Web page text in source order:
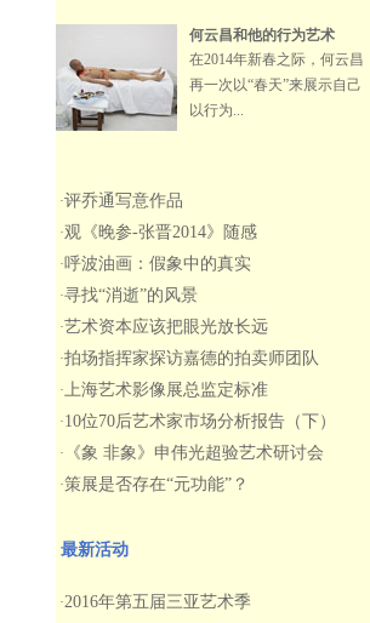
何云昌和他的行为艺术
在2014年新春之际，何云昌
再一次以“春天”来展示自己
以行为...
·评乔通写意作品
·观《晚参-张晋2014》随感
·呼波油画：假象中的真实
·寻找“消逝”的风景
·艺术资本应该把眼光放长远
·拍场指挥家探访嘉德的拍卖师团队
·上海艺术影像展总监定标准
·10位70后艺术家市场分析报告（下）
· 《象 非象》申伟光超验艺术研讨会
·策展是否存在“元功能”？
最新活动
·2016年第五届三亚艺术季